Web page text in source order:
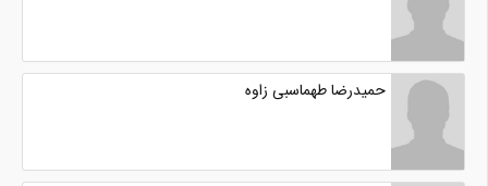
حمیدرضا طهماسبی زاوه